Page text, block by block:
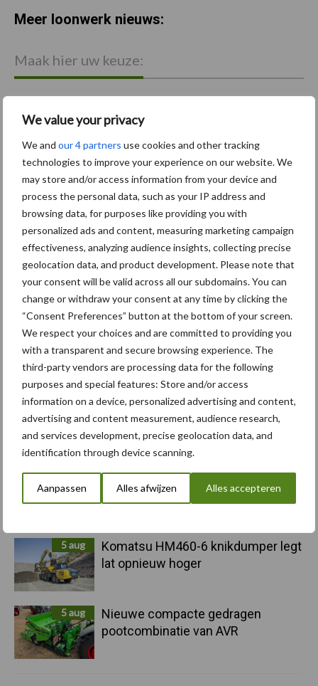
We value your privacy
We and our 4 partners use cookies and other tracking
technologies to improve your experience on our website. We
may store and/or access information from your device and
process the personal data, such as your IP address and
browsing data, for purposes like providing you with
personalized ads and content, measuring marketing campaign
effectiveness, analyzing audience insights, collecting precise
geolocation data, and product development. Please note that
your consent will be valid across all our subdomains. You can
change or withdraw your consent at any time by clicking the
“Consent Preferences” button at the bottom of your screen.
We respect your choices and are committed to providing you
with a transparent and secure browsing experience. The
third-party vendors are processing data for the following
purposes and special features: Store and/or access
information on a device, personalized advertising and content,
advertising and content measurement, audience research,
and services development, precise geolocation data, and
identification through device scanning.
Aanpassen Alles afwijzen Alles accepteren
Primaire
Sidebar
Recent nieuws Partner nieuws
6 aug
"Hoge verwachtingen van schijven
5 aug
Albourgh Tyres breidt uit naar
nieuwe marktsegmenten
5 aug
Caterpillar breidt gamma
elektrische bulldozers uit
5 aug
Komatsu HM460-6 knikdumper legt
lat opnieuw hoger
5 aug
Nieuwe compacte gedragen
pootcombinatie van AVR
Meer loonwerk nieuws:
Maak hier uw keuze:
bemesting Gewas & ruwvoer
Toon meer